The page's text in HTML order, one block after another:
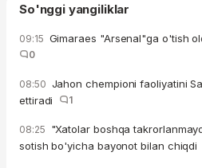
So'nggi yangiliklar
09:15 Gimaraes "Arsenal"ga o'tish
0
08:50 Jahon chempioni faoliyatini
ettiradi
1
08:25 "Xatolar boshqa
sotish bo'yicha bayonot bilan chiqdi